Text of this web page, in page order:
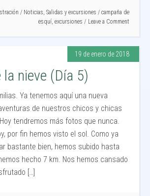
/ Noticias, Salidas y excursiones / campaña de
esquí, excursiones Leave a Comment
19 de enero de 2018
la nieve (Día 5)
Ya tenemos aquí una nueva
de nuestros chicos y chicas
tendremos más fotos que nunca.
por fin hemos visto el sol. Como ya
bastante bien, hemos subido hasta
hecho 7 km. Nos hemos cansado
[…]